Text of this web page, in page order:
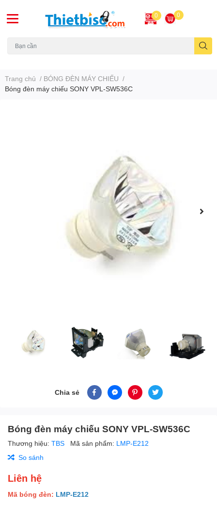
0 0
Trang chủ / BÓNG ĐÈN MÁY CHIẾU /
Bóng đèn máy chiếu SONY VPL-SW536C
Chia sẻ
Bóng đèn máy chiếu SONY VPL-SW536C
Thương hiệu: TBS Mã sản phẩm: LMP-E212
So sánh
Liên hệ
Mã bóng đèn: LMP-E212